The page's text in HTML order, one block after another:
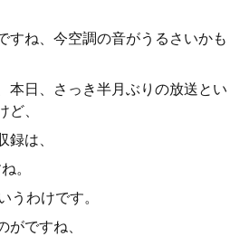
すね、今空調の音がうるさいかも
本日、さっき半月ぶりの放送とい
ど、
は、
。
うわけです。
ですね、